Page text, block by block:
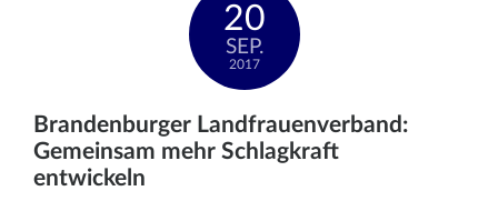
20
SEP.
2017
Brandenburger Landfrauenverband:
Gemeinsam mehr Schlagkraft
entwickeln